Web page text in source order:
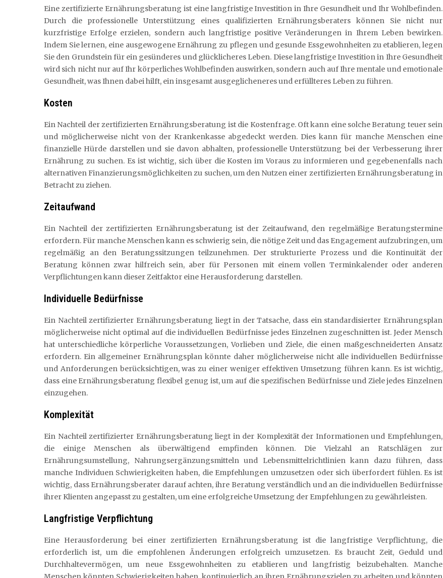
Eine zertifizierte Ernährungsberatung ist eine langfristige Investition in Ihre Gesundheit und Ihr Wohlbefinden.
Durch die professionelle Unterstützung eines qualifizierten Ernährungsberaters können Sie nicht nur
kurzfristige Erfolge erzielen, sondern auch langfristige positive Veränderungen in Ihrem Leben bewirken.
Indem Sie lernen, eine ausgewogene Ernährung zu pflegen und gesunde Essgewohnheiten zu etablieren, legen
Sie den Grundstein für ein gesünderes und glücklicheres Leben. Diese langfristige Investition in Ihre Gesundheit
wird sich nicht nur auf Ihr körperliches Wohlbefinden auswirken, sondern auch auf Ihre mentale und emotionale
Gesundheit, was Ihnen dabei hilft, ein insgesamt ausgeglicheneres und erfüllteres Leben zu führen.
Kosten
Ein Nachteil der zertifizierten Ernährungsberatung ist die Kostenfrage. Oft kann eine solche Beratung teuer sein
und möglicherweise nicht von der Krankenkasse abgedeckt werden. Dies kann für manche Menschen eine
finanzielle Hürde darstellen und sie davon abhalten, professionelle Unterstützung bei der Verbesserung ihrer
Ernährung zu suchen. Es ist wichtig, sich über die Kosten im Voraus zu informieren und gegebenenfalls nach
alternativen Finanzierungsmöglichkeiten zu suchen, um den Nutzen einer zertifizierten Ernährungsberatung in
Betracht zu ziehen.
Zeitaufwand
Ein Nachteil der zertifizierten Ernährungsberatung ist der Zeitaufwand, den regelmäßige Beratungstermine
erfordern. Für manche Menschen kann es schwierig sein, die nötige Zeit und das Engagement aufzubringen, um
regelmäßig an den Beratungssitzungen teilzunehmen. Der strukturierte Prozess und die Kontinuität der
Beratung können zwar hilfreich sein, aber für Personen mit einem vollen Terminkalender oder anderen
Verpflichtungen kann dieser Zeitfaktor eine Herausforderung darstellen.
Individuelle Bedürfnisse
Ein Nachteil zertifizierter Ernährungsberatung liegt in der Tatsache, dass ein standardisierter Ernährungsplan
möglicherweise nicht optimal auf die individuellen Bedürfnisse jedes Einzelnen zugeschnitten ist. Jeder Mensch
hat unterschiedliche körperliche Voraussetzungen, Vorlieben und Ziele, die einen maßgeschneiderten Ansatz
erfordern. Ein allgemeiner Ernährungsplan könnte daher möglicherweise nicht alle individuellen Bedürfnisse
und Anforderungen berücksichtigen, was zu einer weniger effektiven Umsetzung führen kann. Es ist wichtig,
dass eine Ernährungsberatung flexibel genug ist, um auf die spezifischen Bedürfnisse und Ziele jedes Einzelnen
einzugehen.
Komplexität
Ein Nachteil zertifizierter Ernährungsberatung liegt in der Komplexität der Informationen und Empfehlungen,
die einige Menschen als überwältigend empfinden können. Die Vielzahl an Ratschlägen zur
Ernährungsumstellung, Nahrungsergänzungsmitteln und Lebensmittelrichtlinien kann dazu führen, dass
manche Individuen Schwierigkeiten haben, die Empfehlungen umzusetzen oder sich überfordert fühlen. Es ist
wichtig, dass Ernährungsberater darauf achten, ihre Beratung verständlich und an die individuellen Bedürfnisse
ihrer Klienten angepasst zu gestalten, um eine erfolgreiche Umsetzung der Empfehlungen zu gewährleisten.
Langfristige Verpflichtung
Eine Herausforderung bei einer zertifizierten Ernährungsberatung ist die langfristige Verpflichtung, die
erforderlich ist, um die empfohlenen Änderungen erfolgreich umzusetzen. Es braucht Zeit, Geduld und
Durchhaltevermögen, um neue Essgewohnheiten zu etablieren und langfristig beizubehalten. Manche